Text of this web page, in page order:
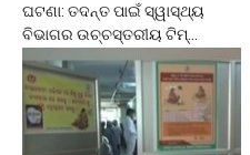
ଘଟଣା: ତଦନ୍ତ ପାଇଁ ସ୍ୱାସ୍ଥ୍ୟ
ବିଭାଗର ଉଚ୍ଚସ୍ତରୀୟ ଟିମ୍...